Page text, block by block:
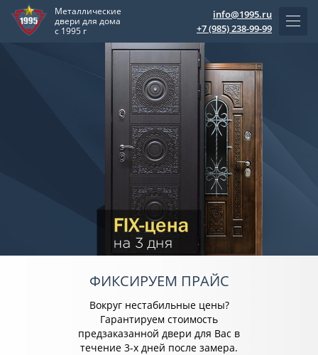
Металлические
двери для дома
с 1995 г
info@1995.ru
+7 (985) 238-99-99
ФИКСИРУЕМ ПРАЙС
Вокруг нестабильные цены?
Гарантируем стоимость
предзаказанной двери для Вас в
течение 3-х дней после замера.